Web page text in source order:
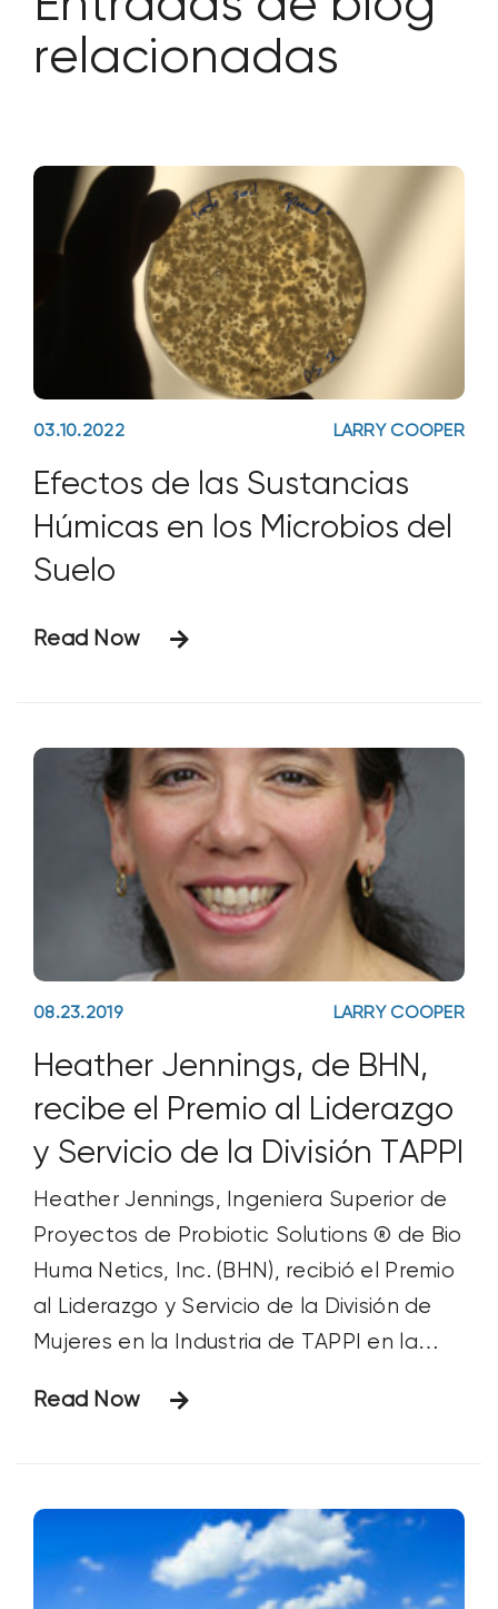
relacionadas
03.10.2022 LARRY COOPER
Efectos de las Sustancias
Húmicas en los Microbios del
Suelo
Read Now
08.23.2019 LARRY COOPER
Heather Jennings, de BHN,
recibe el Premio al Liderazgo
y Servicio de la División TAPPI
Heather Jennings, Ingeniera Superior de
Proyectos de Probiotic Solutions ® de Bio
Huma Netics, Inc. (BHN), recibió el Premio
al Liderazgo y Servicio de la División de
Mujeres en la Industria de TAPPI en la
16 de abril. El Premio se concedió en
Read Now